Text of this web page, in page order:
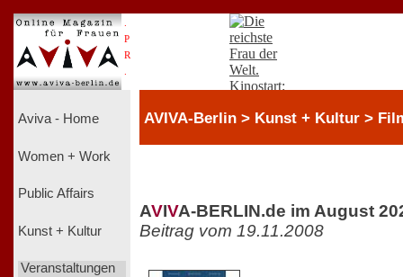
P
R
Aviva - Home
Women + Work
Public Affairs
Kunst + Kultur
Veranstaltungen
AVIVA-Berlin > Kunst + Kultur >
AVIVA-BERLIN.de im August
Beitrag vom 19.11.2008